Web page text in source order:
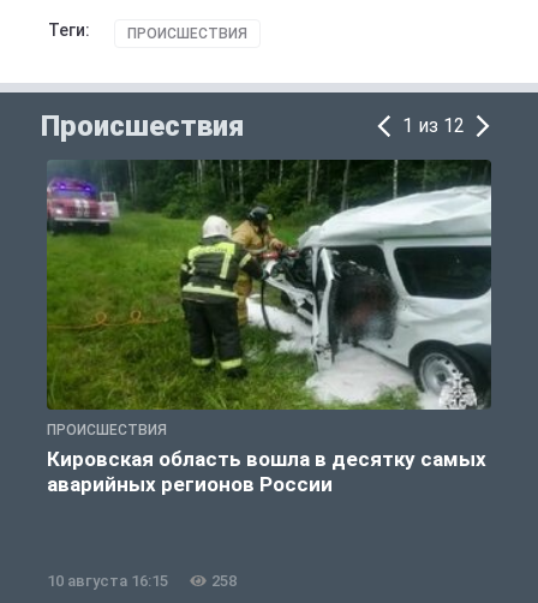
Теги: ПРОИСШЕСТВИЯ
Происшествия 1 из 12
ПРОИСШЕСТВИЯ
Кировская область вошла в десятку самых
аварийных регионов России
10 августа 16:15 258